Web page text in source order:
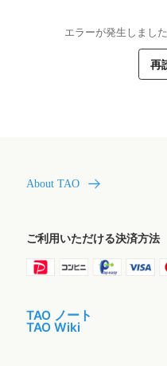
エラーが発生しまし
再
About TAO
ご利用いただける決済方法
TAO ノート
TAO Wiki